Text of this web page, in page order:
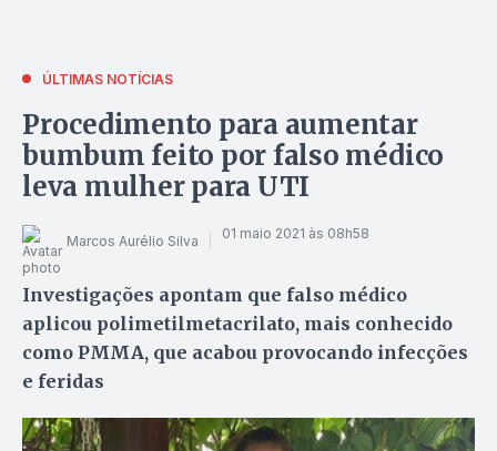
ÚLTIMAS NOTÍCIAS
Procedimento para aumentar
bumbum feito por falso médico
leva mulher para UTI
Marcos Aurélio Silva 01 maio 2021 às 08h58
Investigações apontam que falso médico
aplicou polimetilmetacrilato, mais conhecido
como PMMA, que acabou provocando infecções
e feridas